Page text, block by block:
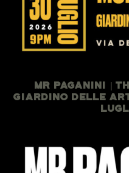
Mr Paganini |
Giardino Delle